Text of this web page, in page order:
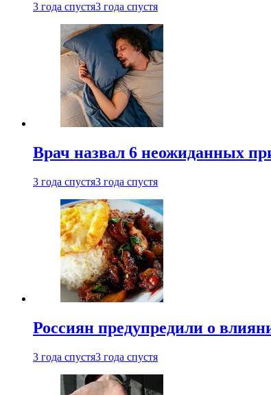
3 года спустя3 года спустя
Врач назвал 6 неожиданных
3 года спустя3 года спустя
Россиян предупредили о
3 года спустя3 года спустя